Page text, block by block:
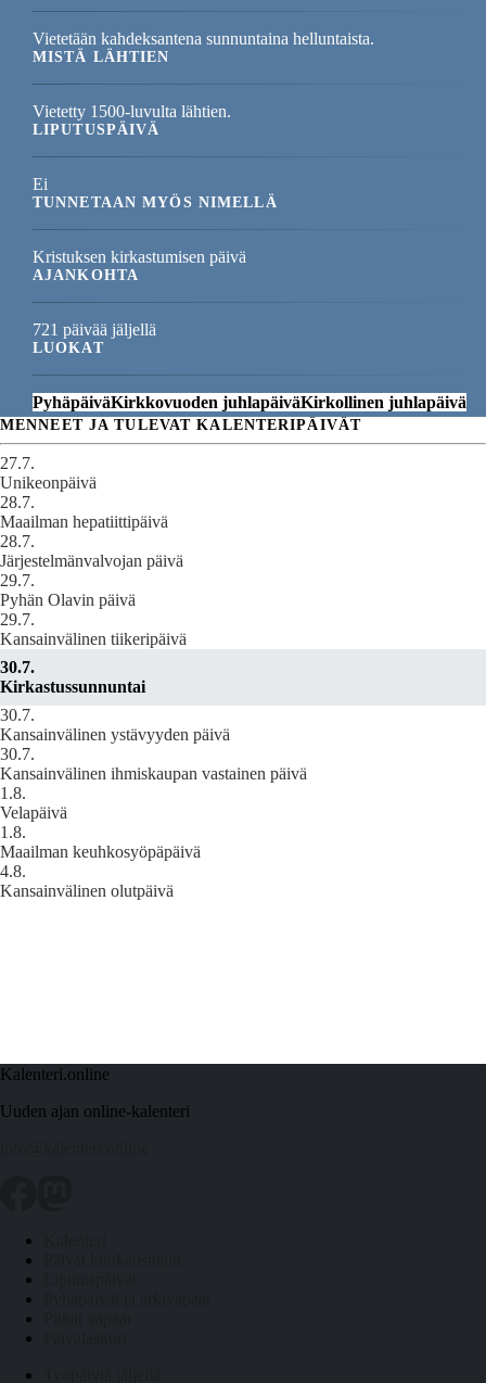
Vietetään kahdeksantena sunnuntaina helluntaista.
MISTÄ LÄHTIEN
Vietetty 1500-luvulta lähtien.
LIPUTUSPÄIVÄ
Ei
TUNNETAAN MYÖS NIMELLÄ
Kristuksen kirkastumisen päivä
AJANKOHTA
721 päivää jäljellä
LUOKAT
PyhäpäiväKirkkovuoden juhlapäiväKirkollinen juhlapäivä
MENNEET JA TULEVAT KALENTERIPÄIVÄT
27.7.
Unikeonpäivä
28.7.
Maailman hepatiittipäivä
28.7.
Järjestelmänvalvojan päivä
29.7.
Pyhän Olavin päivä
29.7.
Kansainvälinen tiikeripäivä
30.7.
Kirkastussunnuntai
30.7.
Kansainvälinen ystävyyden päivä
30.7.
Kansainvälinen ihmiskaupan vastainen päivä
1.8.
Velapäivä
1.8.
Maailman keuhkosyöpäpäivä
4.8.
Kansainvälinen olutpäivä
Kalenteri.online
Uuden ajan online-kalenteri